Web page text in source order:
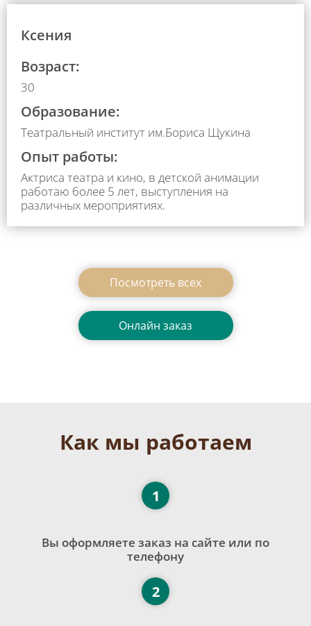
Ксения
Возраст:
30
Образование:
Театральный институт им.Бориса Щукина
Опыт работы:
Актриса театра и кино, в детской анимации
работаю более 5 лет, выступления на
различных мероприятиях.
Посмотреть всеx
Онлайн заказ
Как мы работаем
Вы оформляете заказ на сайте или по
телефону
1
2